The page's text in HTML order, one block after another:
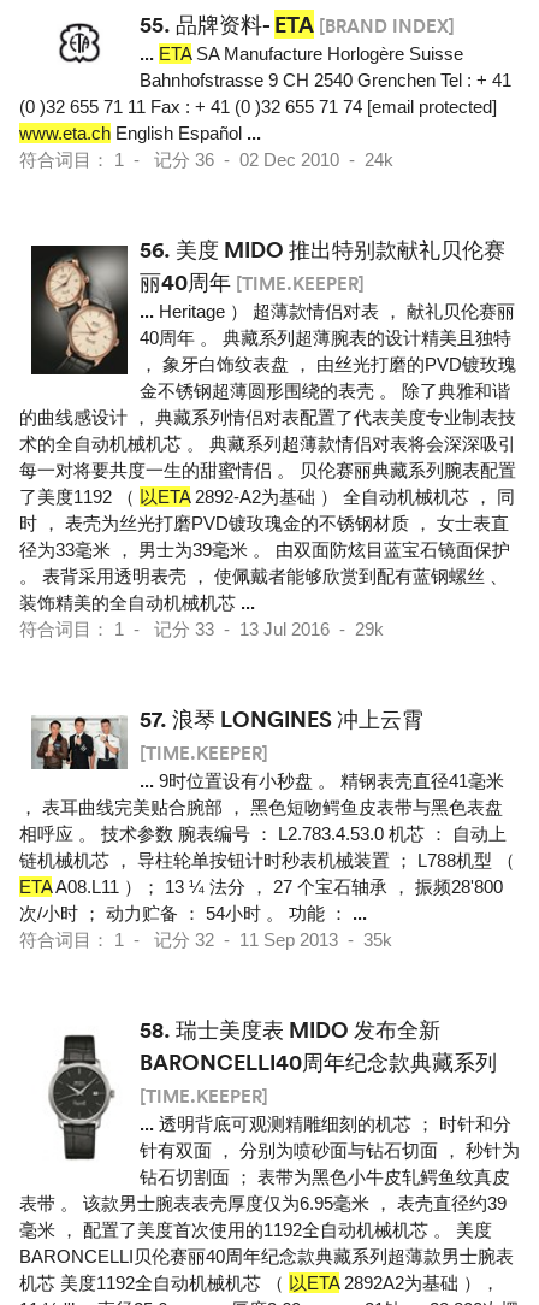
55. 品牌资料- ETA [BRAND INDEX]
... ETASA Manufacture Horlogère Suisse
Bahnhofstrasse 9 CH 2540 Grenchen Tel : + 41
(0 )32 655 71 11 Fax : + 41 (0 )32 655 71 74 [email protected]
www.eta.ch English Español ...
符合词目： 1 - 记分 36 - 02 Dec 2010 - 24k
56. 美度 MIDO 推出特别款献礼贝伦赛
丽40周年 [TIME.KEEPER]
... Heritage ） 超薄款情侣对表 ， 献礼贝伦赛丽
40周年 。 典藏系列超薄腕表的设计精美且独特
， 象牙白饰纹表盘 ， 由丝光打磨的PVD镀玫瑰
金不锈钢超薄圆形围绕的表壳 。 除了典雅和谐
的曲线感设计 ， 典藏系列情侣对表配置了代表美度专业制表技
术的全自动机械机芯 。 典藏系列超薄款情侣对表将会深深吸引
每一对将要共度一生的甜蜜情侣 。 贝伦赛丽典藏系列腕表配置
了美度1192 （ 以ETA2892-A2为基础 ） 全自动机械机芯 ， 同
时 ， 表壳为丝光打磨PVD镀玫瑰金的不锈钢材质 ， 女士表直
径为33毫米 ， 男士为39毫米 。 由双面防炫目蓝宝石镜面保护
。 表背采用透明表壳 ， 使佩戴者能够欣赏到配有蓝钢螺丝 、
装饰精美的全自动机械机芯 ...
符合词目： 1 - 记分 33 - 13 Jul 2016 - 29k
57. 浪琴 LONGINES 冲上云霄
[TIME.KEEPER]
... 9时位置设有小秒盘 。 精钢表壳直径41毫米
， 表耳曲线完美贴合腕部 ， 黑色短吻鳄鱼皮表带与黑色表盘
相呼应 。 技术参数 腕表编号 ： L2.783.4.53.0 机芯 ： 自动上
链机械机芯 ， 导柱轮单按钮计时秒表机械装置 ； L788机型 （
ETAA08.L11 ）； 13 ¼ 法分 ， 27 个宝石轴承 ， 振频28'800
次/小时 ； 动力贮备 ： 54小时 。 功能 ： ...
符合词目： 1 - 记分 32 - 11 Sep 2013 - 35k
58. 瑞士美度表 MIDO 发布全新
BARONCELLI40周年纪念款典藏系列
[TIME.KEEPER]
... 透明背底可观测精雕细刻的机芯 ； 时针和分
针有双面 ， 分别为喷砂面与钻石切面 ， 秒针为
钻石切割面 ； 表带为黑色小牛皮轧鳄鱼纹真皮
表带 。 该款男士腕表表壳厚度仅为6.95毫米 ， 表壳直径约39
毫米 ， 配置了美度首次使用的1192全自动机械机芯 。 美度
BARONCELLI贝伦赛丽40周年纪念款典藏系列超薄款男士腕表
机芯 美度1192全自动机械机芯 （ 以ETA2892A2为基础 ），